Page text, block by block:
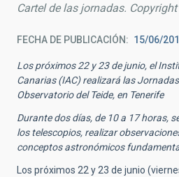
Cartel de las jornadas. Copyright
FECHA DE PUBLICACIÓN 15/06/
Los próximos 22 y 23 de junio, el
Canarias (IAC) realizará las
Observatorio del Teide, en Tenerife
Durante dos días, de 10 a 17 horas,
los telescopios, realizar
conceptos astronómicos
Los próximos 22 y 23 de junio